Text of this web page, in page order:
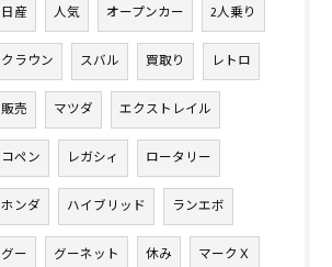
日産 人気 オープンカー 2人乗り
クラウン スバル 買取り レトロ
販売 マツダ エクストレイル
コペン レガシィ ロータリー
ホンダ ハイブリッド ランエボ
グー グーネット 休み マークＸ